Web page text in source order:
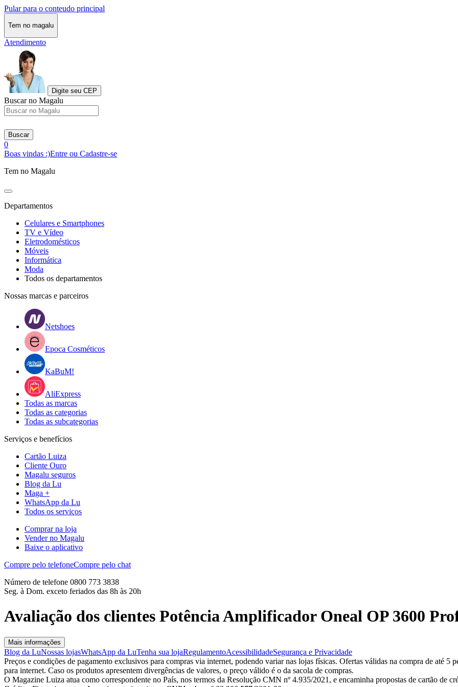
Pular para o conteudo principal
Tem no magalu
Atendimento
Digite seu CEP
Buscar no Magalu
Buscar
0
Boas vindas :)Entre ou Cadastre-se
Tem no Magalu
Departamentos
Celulares e Smartphones
TV e Vídeo
Eletrodomésticos
Móveis
Informática
Moda
Todos os departamentos
Nossas marcas e parceiros
Netshoes
Epoca Cosméticos
KaBuM!
AliExpress
Todas as marcas
Todas as categorias
Todas as subcategorias
Serviços e benefícios
Cartão Luiza
Cliente Ouro
Magalu seguros
Blog da Lu
Maga +
WhatsApp da Lu
Todos os serviços
Comprar na loja
Vender no Magalu
Baixe o aplicativo
Compre pelo telefoneCompre pelo chat
Número de telefone 0800 773 3838
Seg. à Dom. exceto feriados das 8h às 20h
Avaliação dos clientes Potência Amplificador Oneal OP 3600
Mais informações
Blog da LuNossas lojasWhatsApp da LuTenha sua lojaRegulamentoAcessibilidadeSegurança e Privacidade
Preços e condições de pagamento exclusivos para compras via internet, podendo variar nas lojas físicas. Ofertas válidas na compra de até 5
para internet. Caso os produtos apresentem divergências de valores, o preço válido é o da sacola de compras.
O Magazine Luiza atua como correspondente no País, nos termos da Resolução CMN nº 4.935/2021, e encaminha propostas de cartão de